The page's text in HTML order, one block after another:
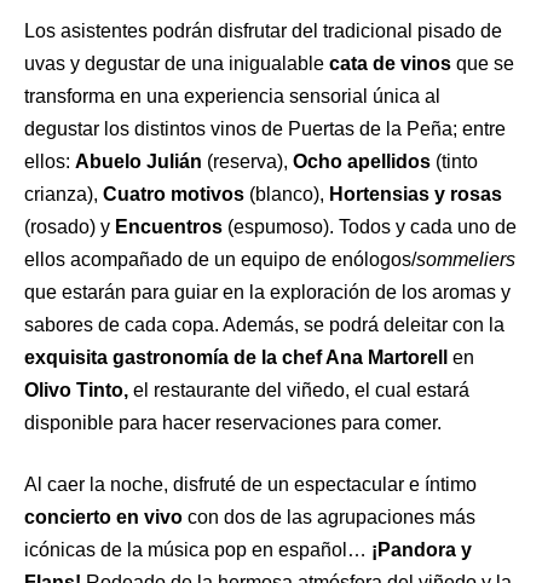
Los asistentes podrán disfrutar del tradicional pisado de
uvas y degustar de una inigualable cata de vinos que se
transforma en una experiencia sensorial única al
degustar los distintos vinos de Puertas de la Peña; entre
ellos: Abuelo Julián (reserva), Ocho apellidos (tinto
crianza), Cuatro motivos (blanco), Hortensias y rosas
(rosado) y Encuentros (espumoso). Todos y cada uno de
ellos acompañado de un equipo de enólogos/sommeliers
que estarán para guiar en la exploración de los aromas y
sabores de cada copa. Además, se podrá deleitar con la
exquisita gastronomía de la chef Ana Martorell en
Olivo Tinto, el restaurante del viñedo, el cual estará
disponible para hacer reservaciones para comer.
Al caer la noche, disfruté de un espectacular e íntimo
concierto en vivo con dos de las agrupaciones más
icónicas de la música pop en español… ¡Pandora y